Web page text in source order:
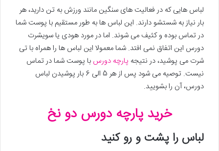
لباس هایی که در فعالیت های سنگین مانند ورزش به تن دارید، هر
بار نیاز به شستشو دارند. این لباس ها به طور مستقیم با پوست شما
در تماس بوده و کثیف می شوند. اما در مورد هودی یا سویشرت
دورس این اتفاق نمی افتد. شما معمولا این لباس ها را همراه با تی
شرت می پوشید، در نتیجه پارچه دورس با پوست شما در تماس
نیست. توصیه می شود پس از هر 5 الی 6 بار پوشیدن لباس
دورس، آن را بشویید.
خرید پارچه دورس دو نخ
لباس را پشت و رو کنید